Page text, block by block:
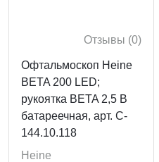
Отзывы (0)
Офтальмоскоп Heine
BETA 200 LED;
рукоятка BETA 2,5 В
батареечная, арт. C-
144.10.118
Heine